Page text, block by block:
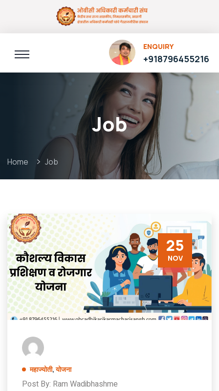
ENQUIRY
+918796455216
Job
Home Job
25
NOV
महाज्योती,योजना
Post By: Ram Wadibhashme